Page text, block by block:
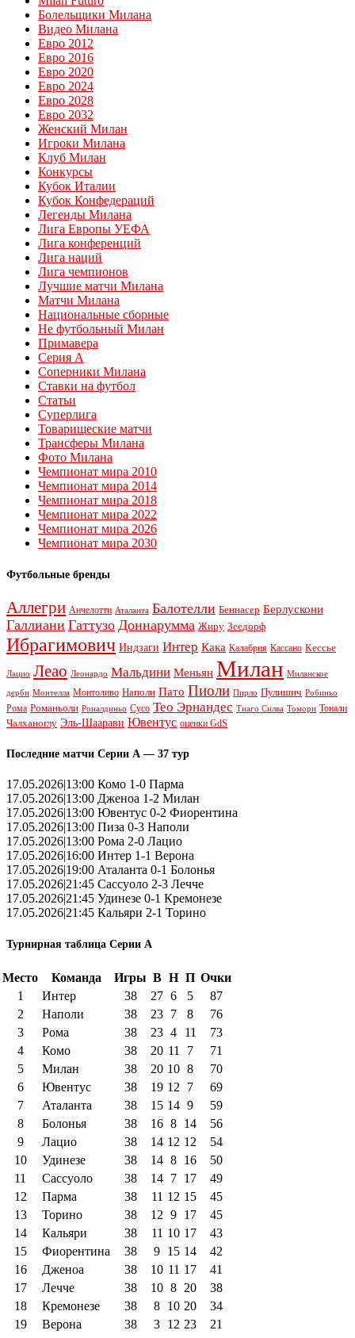
Болельщики Милана
Видео Милана
Евро 2012
Евро 2016
Евро 2020
Евро 2024
Евро 2028
Евро 2032
Женский Милан
Игроки Милана
Клуб Милан
Конкурсы
Кубок Италии
Кубок Конфедераций
Легенды Милана
Лига Европы УЕФА
Лига конференций
Лига наций
Лига чемпионов
Лучшие матчи Милана
Матчи Милана
Национальные сборные
Не футбольный Милан
Примавера
Серия А
Соперники Милана
Ставки на футбол
Статьи
Суперлига
Товарищеские матчи
Трансферы Милана
Фото Милана
Чемпионат мира 2010
Чемпионат мира 2014
Чемпионат мира 2018
Чемпионат мира 2022
Чемпионат мира 2026
Чемпионат мира 2030
Футбольные бренды
Аллегри Анчелотти Аталанта Балотелли Беннасер Берлускони
Галлиани Гаттузо Доннарумма Жиру Зеедорф
Ибрагимович Индзаги Интер Кака Калабрия Кассано Кессье
Лацио Леао Леонардо Мальдини Меньян Милан Миланское
дерби Монтелла Монтоливо Наполи Пато Пиоли Пирло Пулишич Робиньо
Рома Романьоли Роналдиньо Сусо Тео Эрнандес Тиаго Силва Томори Тонали
Чалханоглу Эль-Шаарави Ювентус оценки GdS
Последние матчи Серии А — 37 тур
17.05.2026|13:00 Комо 1-0 Парма
17.05.2026|13:00 Дженоа 1-2 Милан
17.05.2026|13:00 Ювентус 0-2 Фиорентина
17.05.2026|13:00 Пиза 0-3 Наполи
17.05.2026|13:00 Рома 2-0 Лацио
17.05.2026|16:00 Интер 1-1 Верона
17.05.2026|19:00 Аталанта 0-1 Болонья
17.05.2026|21:45 Сассуоло 2-3 Лечче
17.05.2026|21:45 Удинезе 0-1 Кремонезе
17.05.2026|21:45 Кальяри 2-1 Торино
Турнирная таблица Серии А
Место Команда Игры В Н П Очки
1
Интер 38 27 6 5
87
2
Наполи 38 23 7 8
76
3
Рома 38 23 4 11
73
4
Комо 38 20 11 7
71
5
Милан 38 20 10 8
70
6
Ювентус 38 19 12 7
69
7
Аталанта 38 15 14 9
59
8
Болонья 38 16 8 14
56
9
Лацио 38 14 12 12
54
10
Удинезе 38 14 8 16
50
11
Сассуоло 38 14 7 17
49
12
Парма 38 11 12 15
45
13
Торино 38 12 9 17
45
14
Кальяри 38 11 10 17
43
15
Фиорентина 38 9 15 14
42
16
Дженоа 38 10 11 17
41
17
Лечче 38 10 8 20
38
18
Кремонезе 38 8 10 20
34
19
Верона 38 3 12 23
21